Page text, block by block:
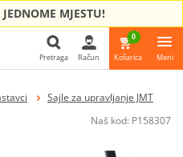
JEDNOME MJESTU!
Pretraga
Pretraga Račun
0
Košarica Meni
Sajle za upravljanje JMT
Naš kod: P158307